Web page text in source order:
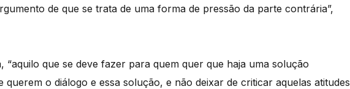
de que se trata de uma forma de pressão da parte contrária”,
“aquilo que se deve fazer para quem quer que haja uma solução
querem o diálogo e essa solução, e não deixar de criticar aquelas atitudes